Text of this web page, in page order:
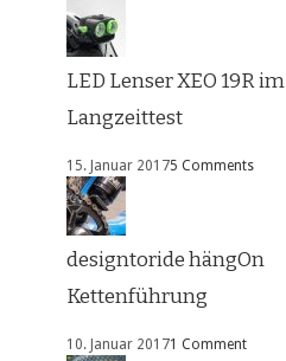
LED Lenser XEO 19R im
Langzeittest
15. Januar 20175 Comments
designtoride hängOn
Kettenführung
10. Januar 20171 Comment